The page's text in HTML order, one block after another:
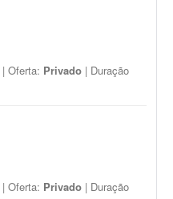
| Oferta: Privado | Duração
| Oferta: Privado | Duração